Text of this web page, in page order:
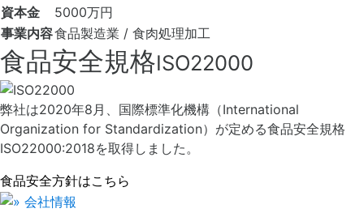
資本金
5000万円
事業内容食品製造業 / 食肉処理加工
食品安全規格ISO22000
弊社は2020年8月、国際標準化機構（International
Organization for Standardization）が定める食品安全規格
ISO22000:2018を取得しました。
食品安全方針はこちら